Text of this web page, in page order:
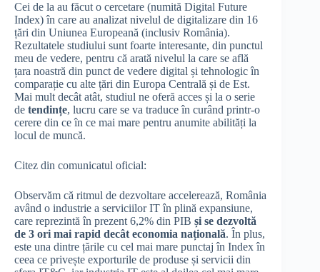
Cei de la au făcut o cercetare (numită Digital Future
Index) în care au analizat nivelul de digitalizare din 16
țări din Uniunea Europeană (inclusiv România).
Rezultatele studiului sunt foarte interesante, din punctul
meu de vedere, pentru că arată nivelul la care se află
țara noastră din punct de vedere digital și tehnologic în
comparație cu alte țări din Europa Centrală și de Est.
Mai mult decât atât, studiul ne oferă acces și la o serie
de tendințe, lucru care se va traduce în curând printr-o
cerere din ce în ce mai mare pentru anumite abilități la
locul de muncă.
Citez din comunicatul oficial:
Observăm că ritmul de dezvoltare accelerează, România
având o industrie a serviciilor IT în plină expansiune,
care reprezintă în prezent 6,2% din PIB și se dezvoltă
de 3 ori mai rapid decât economia națională. În plus,
este una dintre țările cu cel mai mare punctaj în Index în
ceea ce privește exporturile de produse și servicii din